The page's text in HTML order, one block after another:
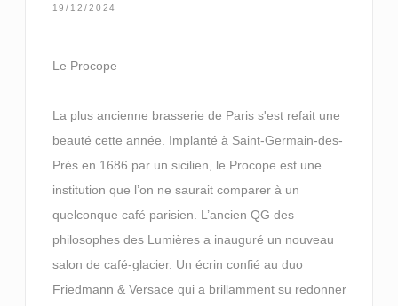
19/12/2024
Le Procope
La plus ancienne brasserie de Paris s'est refait une
beauté cette année. Implanté à Saint-Germain-des-
Prés en 1686 par un sicilien, le Procope est une
institution que l’on ne saurait comparer à un
quelconque café parisien. L’ancien QG des
philosophes des Lumières a inauguré un nouveau
salon de café-glacier. Un écrin confié au duo
Friedmann & Versace qui a brillamment su redonner